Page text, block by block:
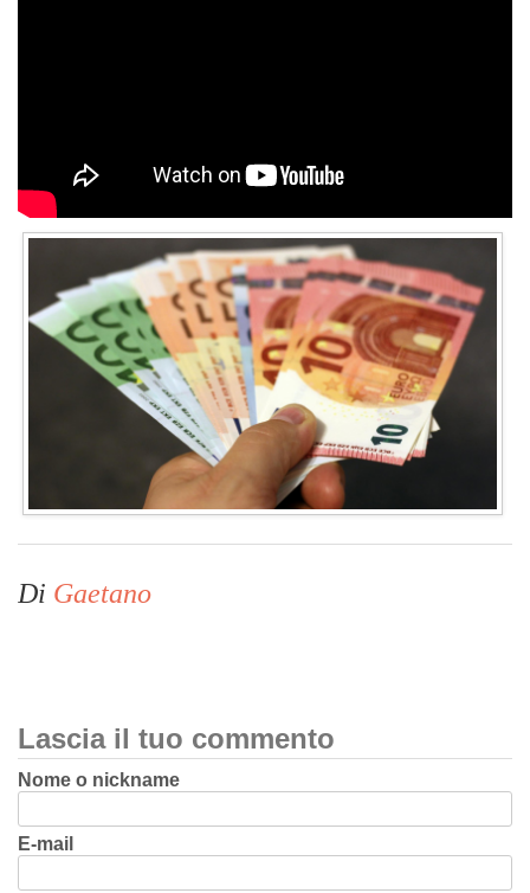
Di Gaetano
Lascia il tuo commento
Nome o nickname
E-mail